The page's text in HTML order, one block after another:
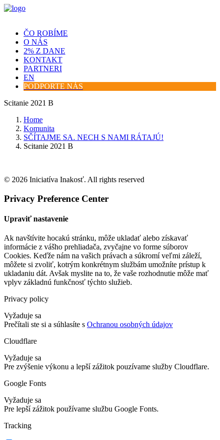
ČO ROBÍME
O NÁS
2% Z DANE
KONTAKT
PARTNERI
EN
PODPORTE NÁS
Scitanie 2021 B
Home
Komunita
SČÍTAJME SA. NECH S NAMI RÁTAJÚ!
Scitanie 2021 B
© 2026 Iniciatíva Inakosť. All rights reserved
Privacy Preference Center
Upraviť nastavenie
Ak navštívite hocakú stránku, môže ukladať alebo získavať
informácie z vášho prehliadača, zvyčajne vo forme súborov
Cookies. Keďže nám na vašich právach a súkromí veľmi záleží,
môžete si zvoliť, kotrým konkrétnym službám umožníte prístup k
ukladaniu dát. Avšak myslite na to, že vaše rozhodnutie môže mať
vplyv základnú funkčnosť týchto služieb.
Privacy policy
Vyžaduje sa
Prečítali ste si a súhlasíte s Ochranou osobných údajov
Cloudflare
Vyžaduje sa
Pre zvýšenie výkonu a lepší zážitok pouzívame služby Cloudflare.
Google Fonts
Vyžaduje sa
Pre lepší zážitok používame službu Google Fonts.
Tracking